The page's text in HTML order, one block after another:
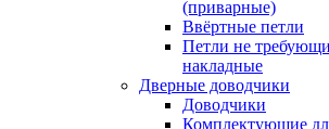
(приварные)
Ввёртные петли
Петли не
накладные
Дверные доводчики
Доводчики
Комплектующие